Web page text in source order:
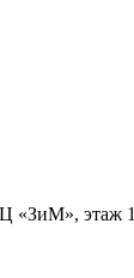
«ЗиМ», этаж 1